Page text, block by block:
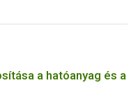
a hatóanyag és a